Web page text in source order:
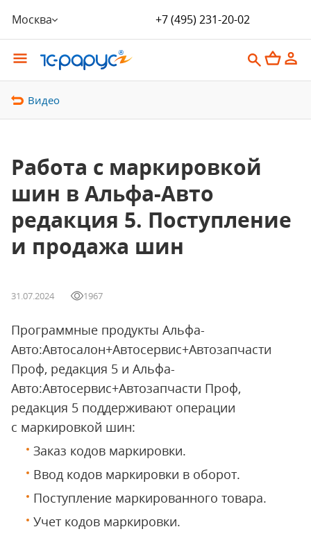
Москва +7 (495) 231-20-02
Видео
Работа с маркировкой
шин в Альфа-Авто
редакция 5. Поступление
и продажа шин
31.07.2024 1967
Программные продукты Альфа-
Авто:Автосалон+Автосервис+Автозапчасти
Проф, редакция 5 и Альфа-
Авто:Автосервис+Автозапчасти Проф,
редакция 5 поддерживают операции
с маркировкой шин:
Заказ кодов маркировки.
Ввод кодов маркировки в оборот.
Поступление маркированного товара.
Учет кодов маркировки.